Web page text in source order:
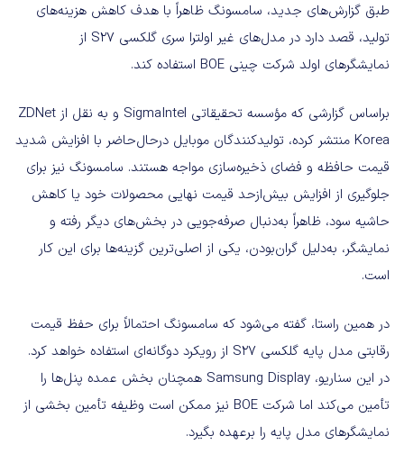
طبق گزارش‌های جدید، سامسونگ ظاهراً با هدف کاهش هزینه‌های
تولید، قصد دارد در مدل‌های غیر اولترا سری گلکسی S27 از
نمایشگرهای اولد شرکت چینی BOE استفاده کند.
براساس گزارشی که مؤسسه تحقیقاتی SigmaIntel و به نقل از ZDNet
Korea منتشر کرده، تولیدکنندگان موبایل درحال‌حاضر با افزایش شدید
قیمت حافظه و فضای ذخیره‌سازی مواجه‌ هستند. سامسونگ نیز برای
جلوگیری از افزایش بیش‌ازحد قیمت نهایی محصولات خود یا کاهش
حاشیه سود، ظاهراً به‌دنبال صرفه‌جویی در بخش‌های دیگر رفته و
نمایشگر، به‌دلیل گران‌بودن، یکی از اصلی‌ترین گزینه‌ها برای این کار
است.
در همین راستا، گفته می‌شود که سامسونگ احتمالاً برای حفظ قیمت
رقابتی مدل پایه گلکسی S27 از رویکرد دوگانه‌ای استفاده خواهد کرد.
در این سناریو، Samsung Display همچنان بخش عمده پنل‌ها را
تأمین می‌کند اما شرکت BOE نیز ممکن است وظیفه تأمین بخشی از
نمایشگرهای مدل پایه را برعهده بگیرد.